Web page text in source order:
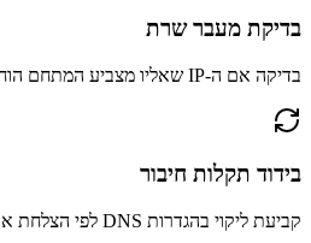
בדיקת מעבר שרת
בדיקה אם ה-IP שאליו מצביע המתחם הוחלף לשרת החדש
בידוד תקלות חיבור
קביעת ליקוי בהגדרות DNS לפי הצלחת או כישלון תרגום השם